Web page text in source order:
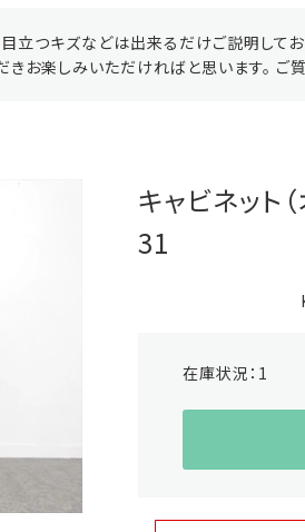
立つキズなどは出来るだけご説明して
お楽しみいただければと思います。 ご
キャビネット
31
在庫状況： 1